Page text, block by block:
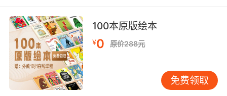
三、文化语境下的表达差异
英美文化对风天的认知存在微妙分野。英国诗人
雪莱笔下"Wild West Wind"（狂野西风）带着浪
漫主义色彩，而美国作家辛格在《暴风雨》中描
写"tornado's angry roar"（龙卷风的愤怒咆哮）
则凸显实用主义特征。VIPKID跨文化研究小组发
100本原版绘本
¥0 原价288元
免费领取